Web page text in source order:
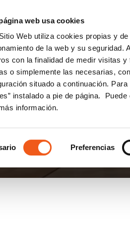
web usa cookies
Web utiliza cookies propias y
de la web y su
con la finalidad de medir visitas
o simplemente las necesarias,
situado a continuación.
instalado a pie de página.
información.
Preferencias
DE DATOS IGUALDAD